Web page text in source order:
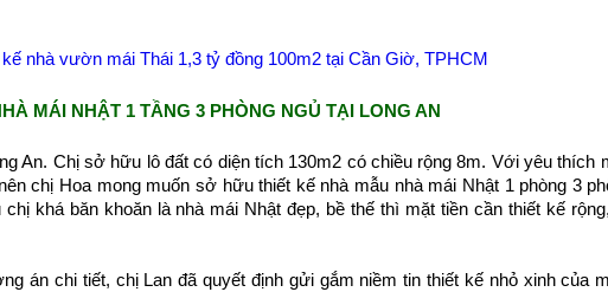
nhà vườn mái Thái 1,3 tỷ đồng 100m2 tại Cần Giờ, TPHCM
MÁI NHẬT 1 TẦNG 3 PHÒNG NGỦ TẠI LONG AN
An. Chị sở hữu lô đất có diện tích 130m2 có chiều rộng 8m. Với yêu thích
chị Hoa mong muốn sở hữu thiết kế nhà mẫu nhà mái Nhật 1 phòng 3
khá băn khoăn là nhà mái Nhật đẹp, bề thế thì mặt tiền cần thiết kế
án chi tiết, chị Lan đã quyết định gửi gắm niềm tin thiết kế nhỏ xinh của